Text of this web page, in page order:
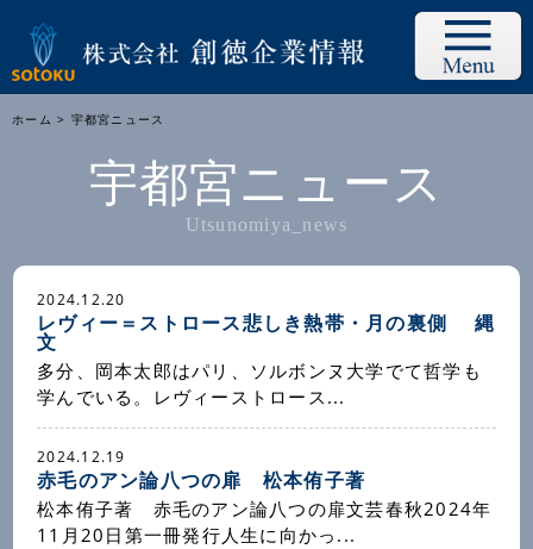
ホーム > 宇都宮ニュース
宇都宮ニュース
Utsunomiya_news
2024.12.20
レヴィー＝ストロース悲しき熱帯・月の裏側 縄
文
多分、岡本太郎はパリ、ソルボンヌ大学でて哲学も
学んでいる。レヴィーストロース...
2024.12.19
赤毛のアン論八つの扉 松本侑子著
松本侑子著 赤毛のアン論八つの扉文芸春秋2024年
11月20日第一冊発行人生に向かっ...